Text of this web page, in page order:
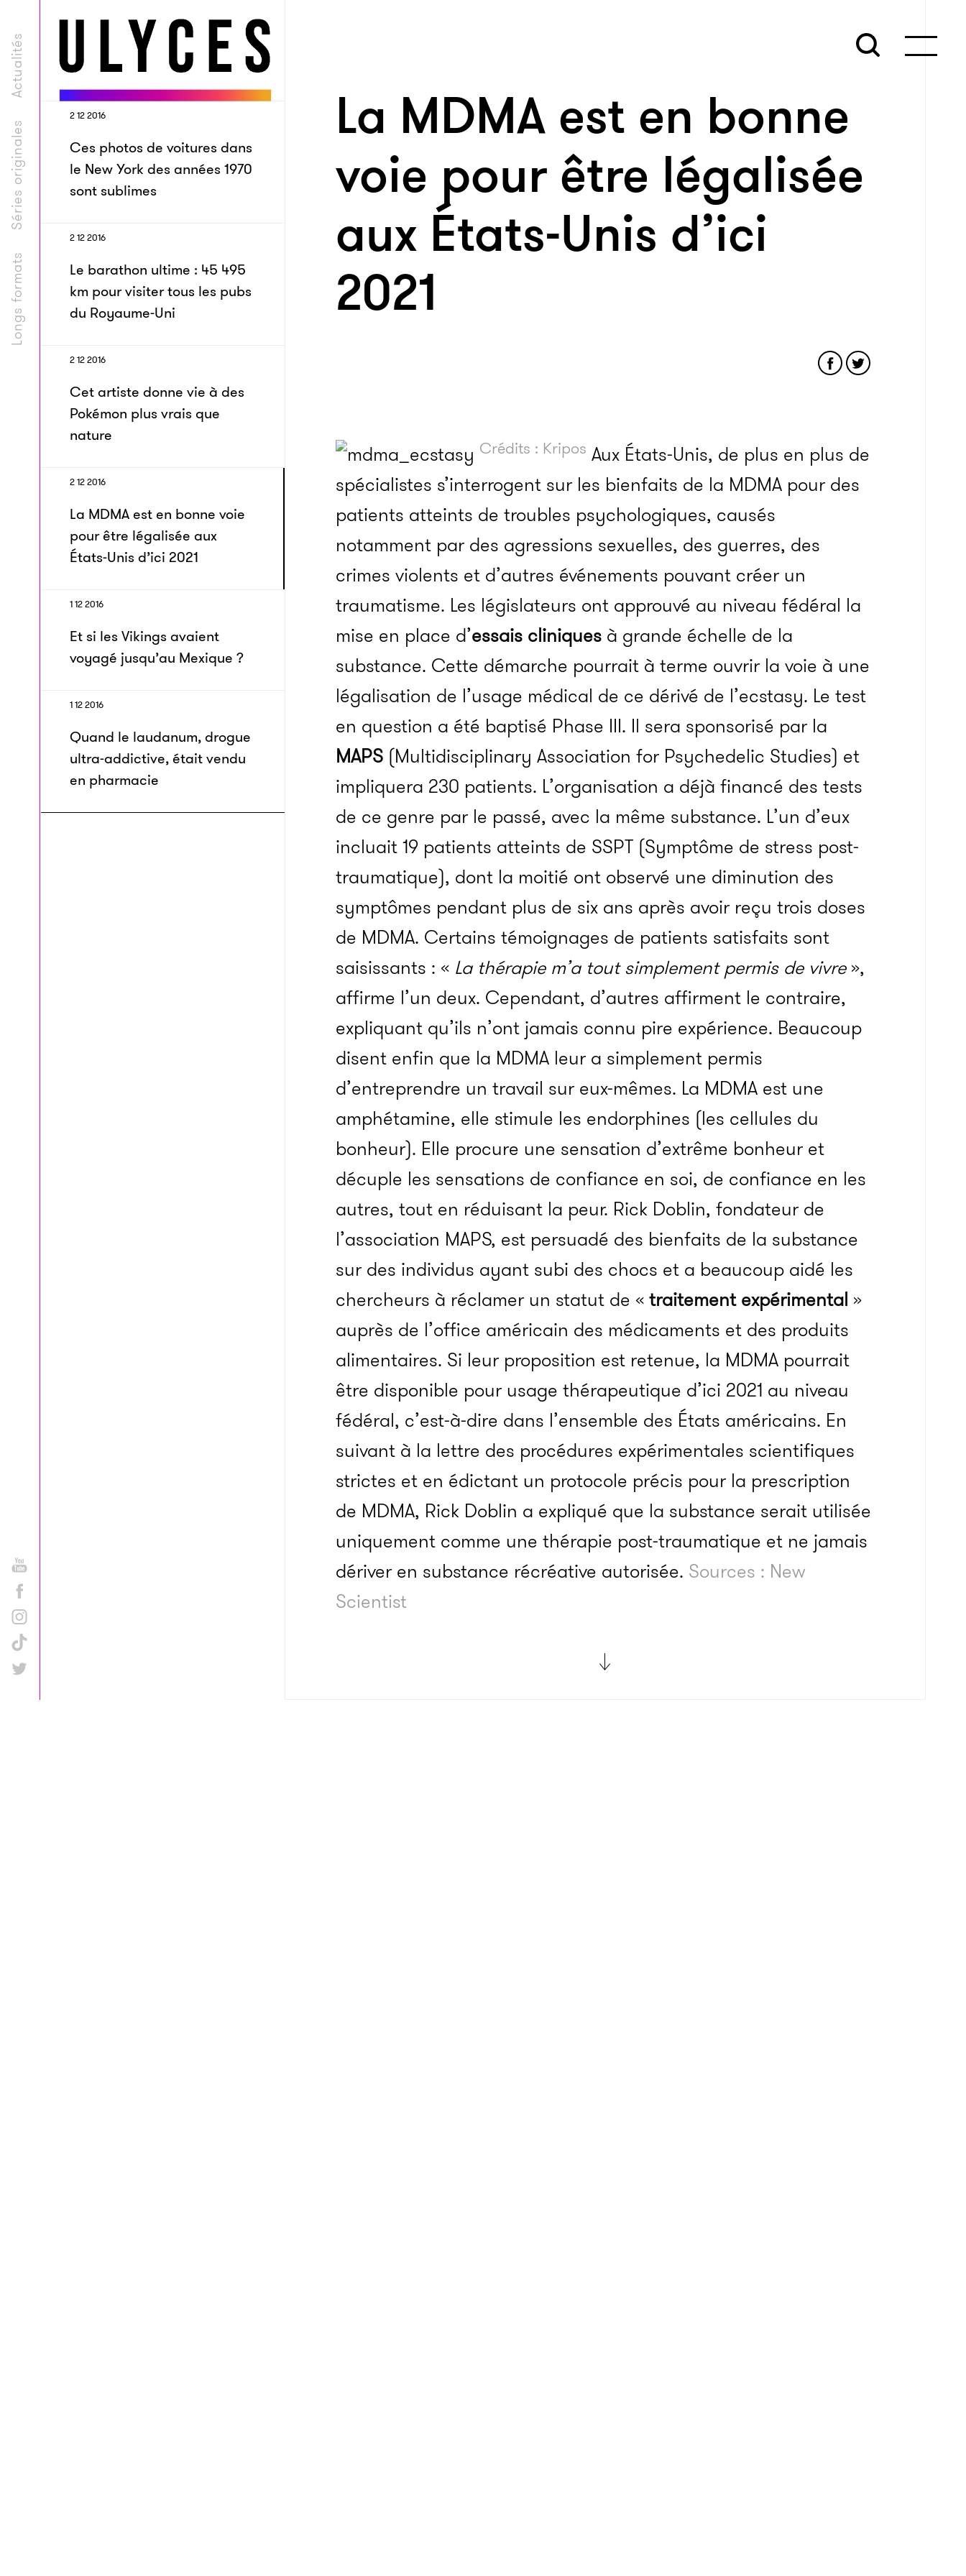
Longs formats
Séries originales
Actualités
2 12 2016
Ces photos de voitures dans
le New York des années 1970
sont sublimes
2 12 2016
Le barathon ultime : 45 495
km pour visiter tous les pubs
du Royaume-Uni
2 12 2016
Cet artiste donne vie à des
Pokémon plus vrais que
nature
2 12 2016
La MDMA est en bonne voie
pour être légalisée aux
États-Unis d’ici 2021
1 12 2016
Et si les Vikings avaient
voyagé jusqu’au Mexique ?
1 12 2016
Quand le laudanum, drogue
ultra-addictive, était vendu
en pharmacie
La MDMA est en bonne
voie pour être légalisée
aux États-Unis d’ici
2021
Crédits : Kripos Aux États-Unis, de plus en plus de
spécialistes s’interrogent sur les bienfaits de la MDMA pour des
patients atteints de troubles psychologiques, causés
notamment par des agressions sexuelles, des guerres, des
crimes violents et d’autres événements pouvant créer un
traumatisme. Les législateurs ont approuvé au niveau fédéral la
mise en place d’essais cliniques à grande échelle de la
substance. Cette démarche pourrait à terme ouvrir la voie à une
légalisation de l’usage médical de ce dérivé de l’ecstasy. Le test
en question a été baptisé Phase III. Il sera sponsorisé par la
MAPS (Multidisciplinary Association for Psychedelic Studies) et
impliquera 230 patients. L’organisation a déjà financé des tests
de ce genre par le passé, avec la même substance. L’un d’eux
incluait 19 patients atteints de SSPT (Symptôme de stress post-
traumatique), dont la moitié ont observé une diminution des
symptômes pendant plus de six ans après avoir reçu trois doses
de MDMA. Certains témoignages de patients satisfaits sont
saisissants : « La thérapie m’a tout simplement permis de vivre»,
affirme l’un deux. Cependant, d’autres affirment le contraire,
expliquant qu’ils n’ont jamais connu pire expérience. Beaucoup
disent enfin que la MDMA leur a simplement permis
d’entreprendre un travail sur eux-mêmes. La MDMA est une
amphétamine, elle stimule les endorphines (les cellules du
bonheur). Elle procure une sensation d’extrême bonheur et
décuple les sensations de confiance en soi, de confiance en les
autres, tout en réduisant la peur. Rick Doblin, fondateur de
l’association MAPS, est persuadé des bienfaits de la substance
sur des individus ayant subi des chocs et a beaucoup aidé les
chercheurs à réclamer un statut de «traitement expérimental »
auprès de l’office américain des médicaments et des produits
alimentaires. Si leur proposition est retenue, la MDMA pourrait
être disponible pour usage thérapeutique d’ici 2021 au niveau
fédéral, c’est-à-dire dans l’ensemble des États américains. En
suivant à la lettre des procédures expérimentales scientifiques
strictes et en édictant un protocole précis pour la prescription
de MDMA, Rick Doblin a expliqué que la substance serait utilisée
uniquement comme une thérapie post-traumatique et ne jamais
dériver en substance récréative autorisée. Sources : New
Scientist